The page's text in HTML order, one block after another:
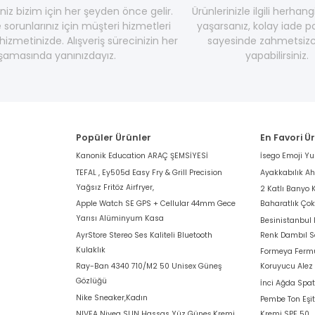
bizim için her şeyden önce gelir.
sorunlarınız için müşteri hizmetleri
Alışveriş sürecinizin her
yanınızdayız.
Ürünlerinizle ilgili
yaşarsanız, kolay iade
sayesinde
yapabilirsiniz.
Popüler Ürünler
Kanonik Education ARAÇ ŞEMSİYESİ
TEFAL , Ey505d Easy Fry & Grill Precision
Yağsız Fritöz Airfryer,
Apple Watch SE GPS + Cellular 44mm Gece
Yarısı Alüminyum Kasa
AyrStore Stereo Ses Kaliteli Bluetooth
Kulaklık
Ray-Ban 4340 710/M2 50 Unisex Güneş
Gözlüğü
Nike Sneaker,Kadın
En Favori
İsego Emoji
Ayakkabılık
2 Katlı Banyo
Baharatlık
Besinistanbul
Renk Dambıl
Formeya
Koruyucu Alez
İnci Ağda
Pembe Ton